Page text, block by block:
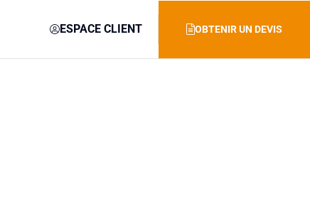
ESPACE CLIENT OBTENIR UN DEVIS